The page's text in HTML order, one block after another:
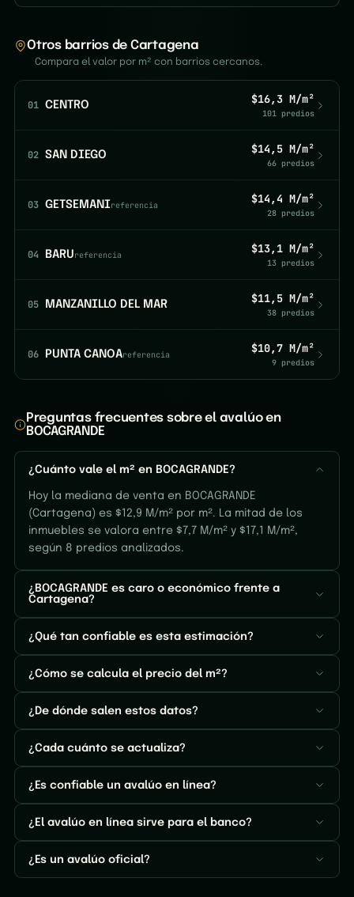
Otros barrios de Cartagena
Compara el valor por m² con barrios cercanos.
01 CENTRO $16,3 M/m²
101 predios
02 SAN DIEGO $14,5 M/m²
66 predios
03 GETSEMANIreferencia $14,4 M/m²
28 predios
04 BARUreferencia $13,1 M/m²
13 predios
05 MANZANILLO DEL MAR $11,5 M/m²
38 predios
06 PUNTA CANOAreferencia $10,7 M/m²
9 predios
Preguntas frecuentes sobre el avalúo en
BOCAGRANDE
¿Cuánto vale el m² en BOCAGRANDE?
Hoy la mediana de venta en BOCAGRANDE
(Cartagena) es $12,9 M/m² por m². La mitad de los
inmuebles se valora entre $7,7 M/m² y $17,1 M/m²,
según 8 predios analizados.
¿BOCAGRANDE es caro o económico frente a
Cartagena?
¿Qué tan confiable es esta estimación?
¿Cómo se calcula el precio del m²?
¿De dónde salen estos datos?
¿Cada cuánto se actualiza?
¿Es confiable un avalúo en línea?
¿El avalúo en línea sirve para el banco?
¿Es un avalúo oficial?